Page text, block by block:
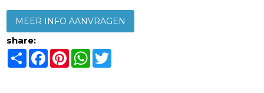
MEER INFO AANVRAGEN
share:
ShareFacebook
PinterestWhatsApp